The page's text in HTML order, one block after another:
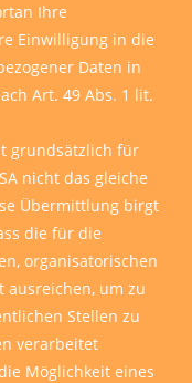
Ihre
Einwilligung in die
Daten in
Art. 49 Abs. 1 lit.
grundsätzlich für
nicht das gleiche
Übermittlung birgt
die für die
organisatorischen
um zu
Stellen zu
verarbeitet
Möglichkeit eines